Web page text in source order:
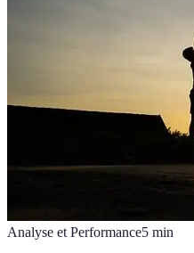
Analyse et Performance5 min